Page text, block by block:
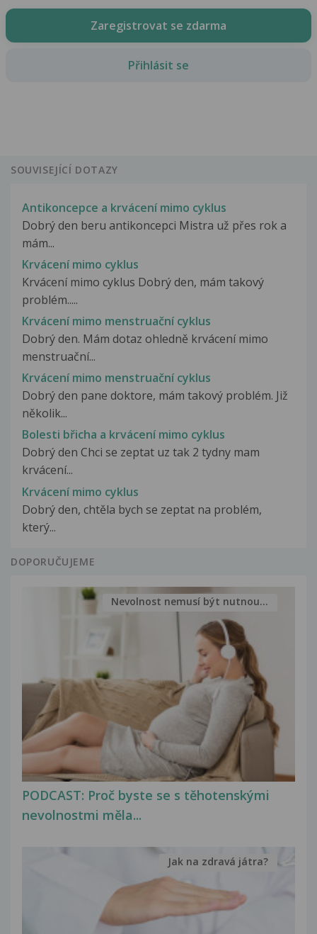
Zaregistrovat se zdarma
Přihlásit se
SOUVISEJÍCÍ DOTAZY
Antikoncepce a krvácení mimo cyklus
Dobrý den beru antikoncepci Mistra už přes rok a
mám...
Krvácení mimo cyklus
Krvácení mimo cyklus Dobrý den, mám takový
problém.....
Krvácení mimo menstruační cyklus
Dobrý den. Mám dotaz ohledně krvácení mimo
menstruační...
Krvácení mimo menstruační cyklus
Dobrý den pane doktore, mám takový problém. Již
několik...
Bolesti břicha a krvácení mimo cyklus
Dobrý den Chci se zeptat uz tak 2 tydny mam
krvácení...
Krvácení mimo cyklus
Dobrý den, chtěla bych se zeptat na problém,
který...
DOPORUČUJEME
PODCAST: Proč byste se s těhotenskými
nevolnostmi měla...
Nevolnost nemusí být nutnou...
Jak na zdravá játra?